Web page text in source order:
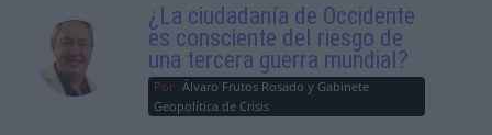
¿La ciudadanía de Occidente
es consciente del riesgo de
una tercera guerra mundial?
Por Álvaro Frutos Rosado y Gabinete
Geopolítica de Crisis